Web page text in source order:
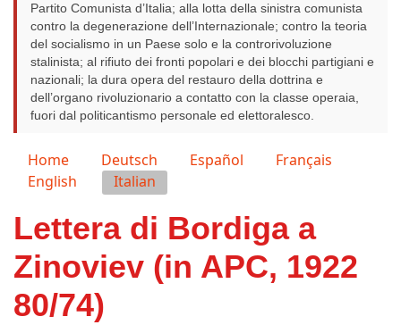
Partito Comunista d’Italia; alla lotta della sinistra comunista
contro la degenerazione dell’Internazionale; contro la teoria
del socialismo in un Paese solo e la controrivoluzione
stalinista; al rifiuto dei fronti popolari e dei blocchi partigiani e
nazionali; la dura opera del restauro della dottrina e
dell’organo rivoluzionario a contatto con la classe operaia,
fuori dal politicantismo personale ed elettoralesco.
Seleziona la tua lingua
Home Deutsch Español
Français
English
Italian
Lettera di Bordiga a
Zinoviev (in APC, 1922
80/74)